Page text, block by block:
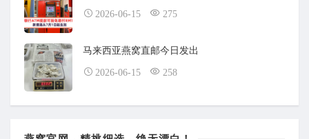
2026-06-15 275
马来西亚燕窝直邮今日发出
2026-06-15 258